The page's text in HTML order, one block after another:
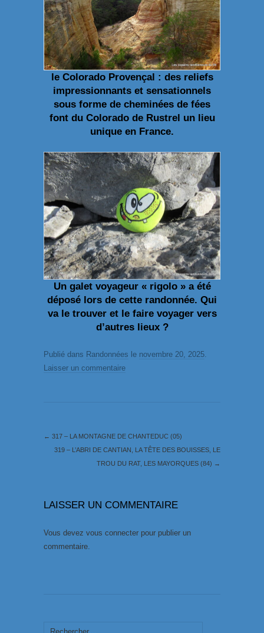
le Colorado Provençal : des reliefs
impressionnants et sensationnels
sous forme de cheminées de fées
font du Colorado de Rustrel un lieu
unique en France.
Un galet voyageur « rigolo » a été
déposé lors de cette randonnée. Qui
va le trouver et le faire voyager vers
d’autres lieux ?
Publié dans Randonnées le novembre 20, 2025
Laisser un commentaire
← 317 – LA MONTAGNE DE CHANTEDUC (05)
319 – L’ABRI DE CANTIAN, LA TÊTE DES BOUISSES, LE
TROU DU RAT, LES MAYORQUES (84) →
LAISSER UN COMMENTAIRE
Vous devez vous connecter pour publier un
commentaire.
Rechercher :